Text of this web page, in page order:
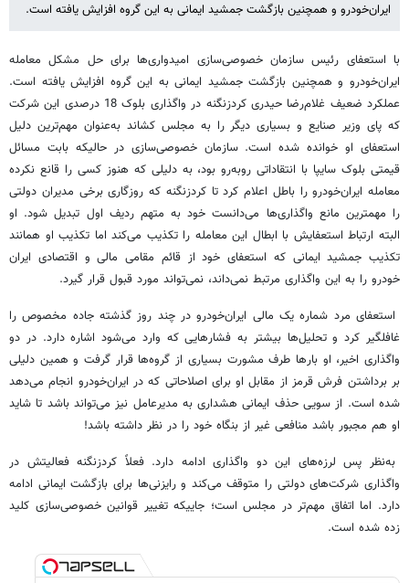
ایران‌خودرو و همچنین بازگشت جمشید ایمانی به این گروه افزایش یافته است.
با استعفای رئیس سازمان خصوصی‌سازی امیدواری‌ها برای حل مشکل معامله
ایران‌خودرو و همچنین بازگشت جمشید ایمانی به این گروه افزایش یافته است.
عملکرد ضعیف غلام‌رضا حیدری کردزنگنه در واگذاری بلوک 18 درصدی این شرکت
که پای وزیر صنایع و بسیاری دیگر را به مجلس کشاند به‌عنوان مهم‌ترین دلیل
استعفای او خوانده شده است. سازمان خصوصی‌سازی در حالیکه بابت مسائل
قیمتی بلوک سایپا با انتقاداتی روبه‌رو بود، به دلیلی که هنوز کسی را قانع نکرده
معامله ایران‌خودرو را باطل اعلام کرد تا کردزنگنه که روزگاری برخی مدیران دولتی
را مهمترین ‌مانع واگذاری‌ها می‌دانست خود به متهم ردیف اول تبدیل شود. او
البته ارتباط استعفایش با ابطال این معامله را تکذیب می‌کند اما تکذیب او همانند
تکذیب جمشید ایمانی که استعفای خود از قائم مقامی مالی و اقتصادی ایران
خودرو را به این واگذاری مرتبط نمی‌داند، نمی‌تواند مورد قبول قرار ‌گیرد.
استعفای مرد شماره یک مالی ایران‌خودرو در چند روز گذشته جاده مخصوص را
غافلگیر کرد و تحلیل‌ها بیشتر به فشارهایی که وارد می‌شود اشاره دارد. در دو
واگذاری اخیر، او بارها طرف مشورت بسیاری از گروه‌ها قرار گرفت و همین دلیلی
بر برداشتن فرش قرمز از مقابل او برای اصلاحاتی که در ایران‌خودرو انجام می‌دهد
شده است. از سویی حذف ایمانی هشداری به مدیرعامل نیز می‌تواند باشد تا شاید
او هم مجبور باشد منافعی غیر از بنگاه خود را در نظر داشته باشد!
به‌نظر پس لرزه‌های این دو واگذاری ادامه دارد. فعلاً کردزنگنه فعالیتش در
واگذاری شرکت‌های دولتی را متوقف می‌کند و رایزنی‌ها برای بازگشت ایمانی ادامه
دارد. اما اتفاق مهم‌تر در مجلس است؛ جاییکه تغییر قوانین خصوصی‌سازی کلید
زده شده است.